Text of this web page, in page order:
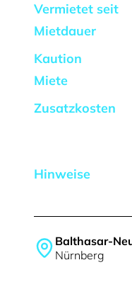
Balthasar-
Nürnberg
Vermietet seit
Mietdauer
Kaution
Miete
Zusatzkosten
Hinweise